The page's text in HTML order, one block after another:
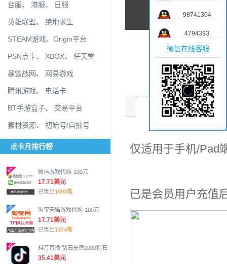
台服、 港服、 日服
英雄联盟、 绝地求生
STEAM游戏、 Origin平台
PSN点卡、 XBOX、 任天堂
暴雪战网、 网易游戏
腾讯游戏、 电话卡
BT手游盒子、 交易平台
素材资源、 初始号/自抽号
点卡月排行榜
微信游戏代购-100元
17.71美元
已售出1593笔
淘宝天猫游戏代购-100元
17.71美元
已售出1374笔
抖音直播 钻石充值2000钻石
35.41美元
商品介绍
仅适用于手机/Pad
已是会员用户充值
98741304
4794393
微信在线客服